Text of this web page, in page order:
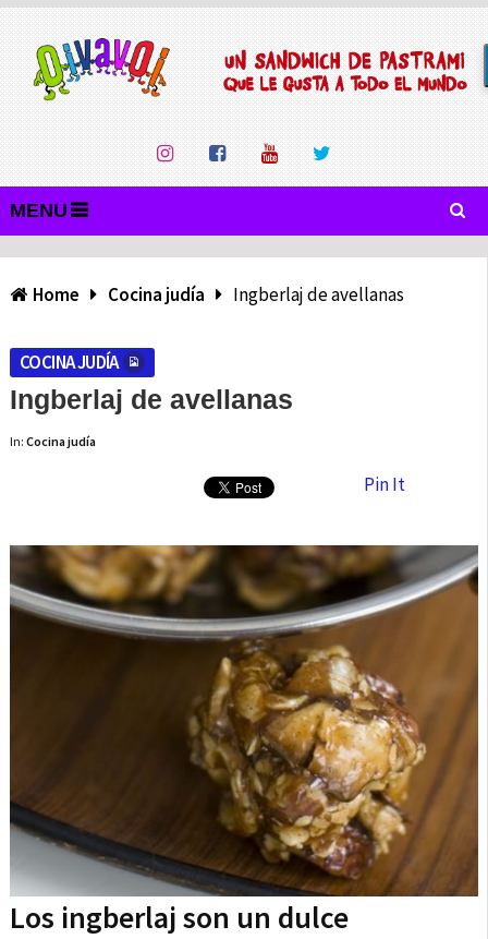
MENU
Home Cocina judía Ingberlaj de avellanas
COCINA JUDÍA
Ingberlaj de avellanas
In: Cocina judía
Pin It
Los ingberlaj son un dulce